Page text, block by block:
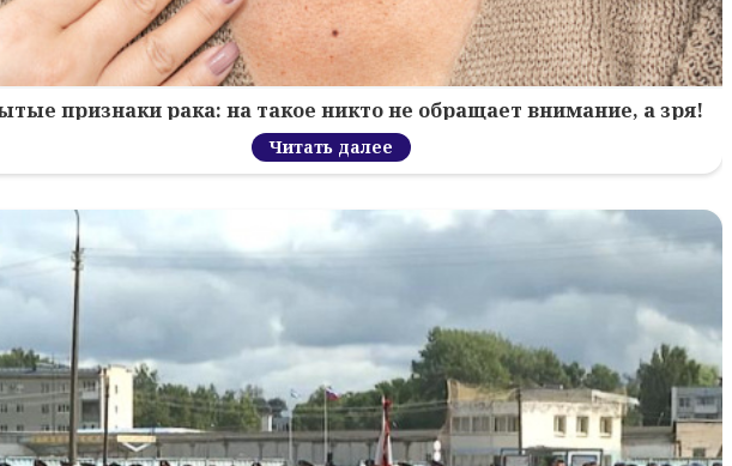
признаки рака: на такое никто не обращает внимание, а зря!
Читать далее